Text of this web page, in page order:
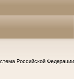
Российской